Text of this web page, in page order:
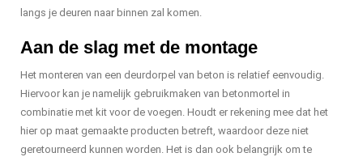
langs je deuren naar binnen zal komen.
Aan de slag met de montage
Het monteren van een deurdorpel van beton is relatief eenvoudig.
Hiervoor kan je namelijk gebruikmaken van betonmortel in
combinatie met kit voor de voegen. Houdt er rekening mee dat het
hier op maat gemaakte producten betreft, waardoor deze niet
geretourneerd kunnen worden. Het is dan ook belangrijk om te